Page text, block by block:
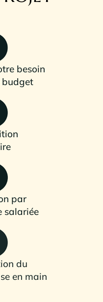
besoin
budget
par
salariée
du
en main